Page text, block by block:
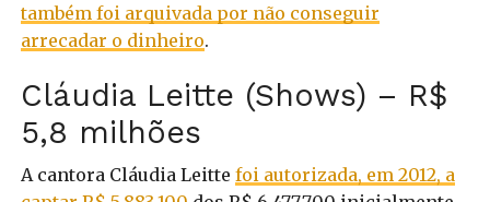
também foi arquivada por não conseguir
arrecadar o dinheiro.
Cláudia Leitte (Shows) – R$
5,8 milhões
A cantora Cláudia Leitte foi autorizada, em 2012, a